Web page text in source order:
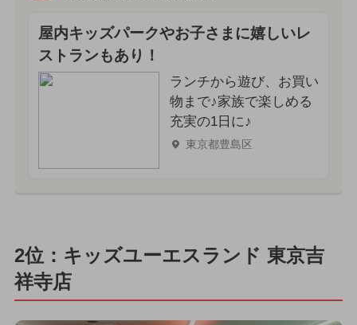
屋内キッズパークやお子さまに嬉しいレ
ストランもあり！
ランチから遊び、お買い
物まで♪家族で楽しめる
充実の1日に♪
東京都豊島区
2位：キッズユーエスランド 東京吉
祥寺店